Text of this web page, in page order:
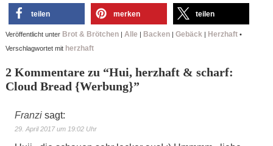
teilen merken teilen
Veröffentlicht unter Brot & Brötchen| Alle | Backen| Gebäck | Herzhaft•
Verschlagwortet mit herzhaft
2 Kommentare zu “Hui, herzhaft & scharf:
Cloud Bread {Werbung}”
Franzi sagt:
29. April 2017 um 19:02 Uhr